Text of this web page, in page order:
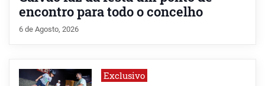
encontro para todo o concelho
6 de Agosto, 2026
Exclusivo